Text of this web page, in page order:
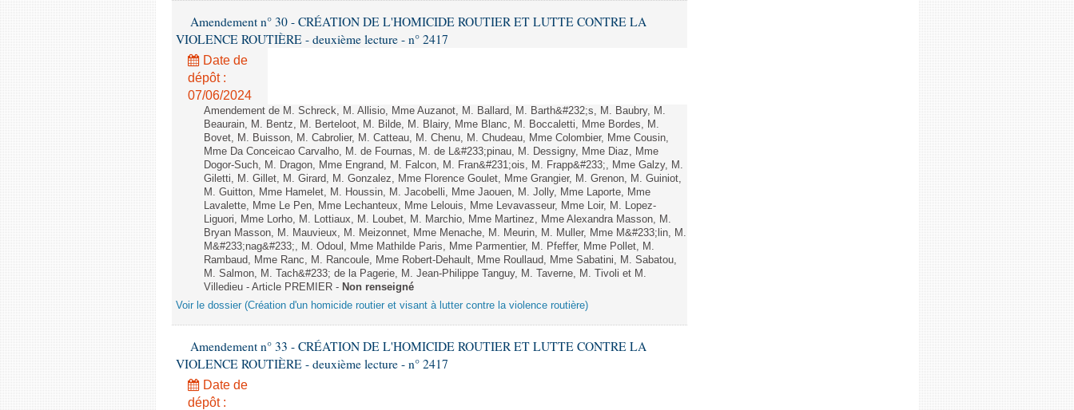
Amendement n° 30 - CRÉATION DE L'HOMICIDE ROUTIER ET LUTTE CONTRE LA
VIOLENCE ROUTIÈRE - deuxième lecture - n° 2417
Date de
dépôt :
07/06/2024
Amendement de M. Schreck, M. Allisio, Mme Auzanot, M. Ballard, M. Barth&#232;s, M. Baubry, M.
Beaurain, M. Bentz, M. Berteloot, M. Bilde, M. Blairy, Mme Blanc, M. Boccaletti, Mme Bordes, M.
Bovet, M. Buisson, M. Cabrolier, M. Catteau, M. Chenu, M. Chudeau, Mme Colombier, Mme Cousin,
Mme Da Conceicao Carvalho, M. de Fournas, M. de L&#233;pinau, M. Dessigny, Mme Diaz, Mme
Dogor-Such, M. Dragon, Mme Engrand, M. Falcon, M. Fran&#231;ois, M. Frapp&#233;, Mme Galzy, M.
Giletti, M. Gillet, M. Girard, M. Gonzalez, Mme Florence Goulet, Mme Grangier, M. Grenon, M. Guiniot,
M. Guitton, Mme Hamelet, M. Houssin, M. Jacobelli, Mme Jaouen, M. Jolly, Mme Laporte, Mme
Lavalette, Mme Le Pen, Mme Lechanteux, Mme Lelouis, Mme Levavasseur, Mme Loir, M. Lopez-
Liguori, Mme Lorho, M. Lottiaux, M. Loubet, M. Marchio, Mme Martinez, Mme Alexandra Masson, M.
Bryan Masson, M. Mauvieux, M. Meizonnet, Mme Menache, M. Meurin, M. Muller, Mme M&#233;lin, M.
M&#233;nag&#233;, M. Odoul, Mme Mathilde Paris, Mme Parmentier, M. Pfeffer, Mme Pollet, M.
Rambaud, Mme Ranc, M. Rancoule, Mme Robert-Dehault, Mme Roullaud, Mme Sabatini, M. Sabatou,
M. Salmon, M. Tach&#233; de la Pagerie, M. Jean-Philippe Tanguy, M. Taverne, M. Tivoli et M.
Villedieu - Article PREMIER - Non renseigné
Voir le dossier (Création d'un homicide routier et visant à lutter contre la violence routière)
Amendement n° 33 - CRÉATION DE L'HOMICIDE ROUTIER ET LUTTE CONTRE LA
VIOLENCE ROUTIÈRE - deuxième lecture - n° 2417
Date de
dépôt :